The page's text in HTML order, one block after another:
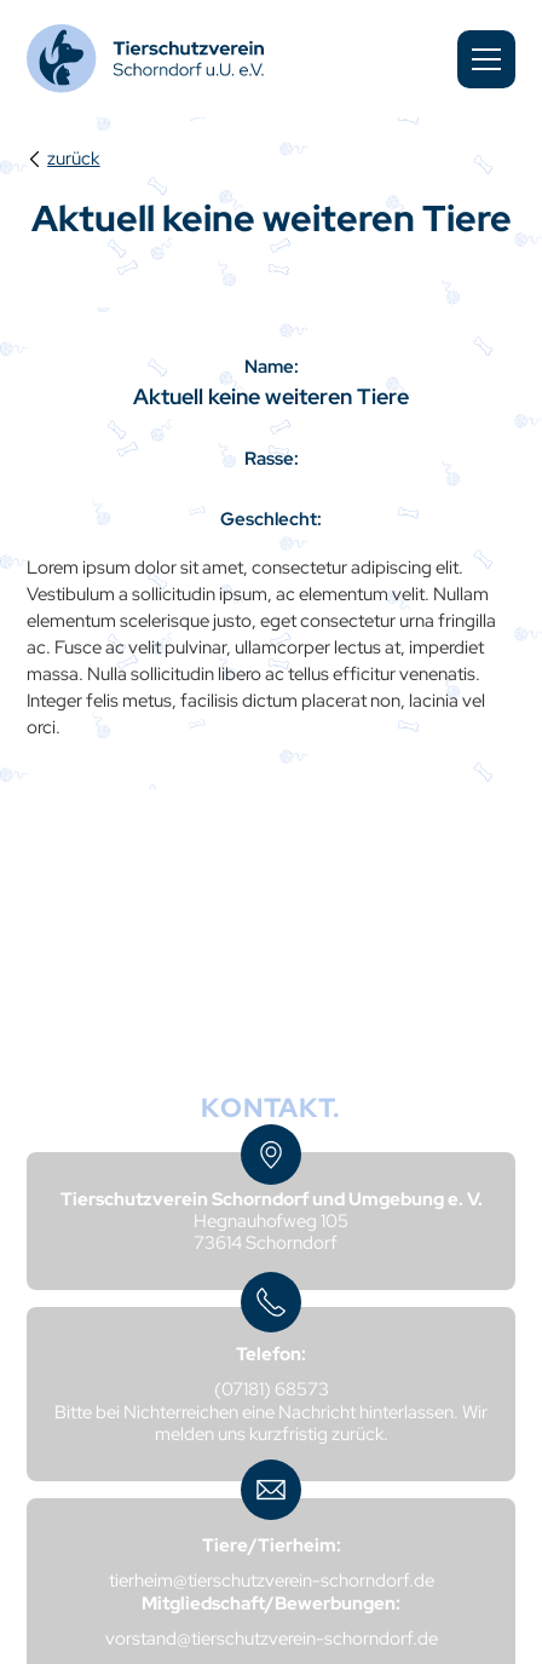
zurück
Aktuell keine weiteren Tiere
Name:
Aktuell keine weiteren Tiere
Rasse:
Geschlecht:
Lorem ipsum dolor sit amet, consectetur adipiscing elit.
Vestibulum a sollicitudin ipsum, ac elementum velit. Nullam
elementum scelerisque justo, eget consectetur urna fringilla
ac. Fusce ac velit pulvinar, ullamcorper lectus at, imperdiet
massa. Nulla sollicitudin libero ac tellus efficitur venenatis.
Integer felis metus, facilisis dictum placerat non, lacinia vel
orci.
KONTAKT.
Tierschutzverein Schorndorf und Umgebung e. V.
Hegnauhofweg 105
73614 Schorndorf
Telefon:
(07181) 68573
Bitte bei Nichterreichen eine Nachricht hinterlassen. Wir
melden uns kurzfristig zurück.
Tiere/Tierheim:
tierheim@tierschutzverein-schorndorf.de
Mitgliedschaft/Bewerbungen:
vorstand@tierschutzverein-schorndorf.de